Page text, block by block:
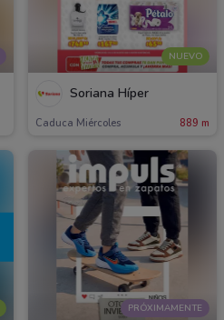
NUEVO
Soriana Híper
Caduca Miércoles 889 m
PRÓXIMAMENTE